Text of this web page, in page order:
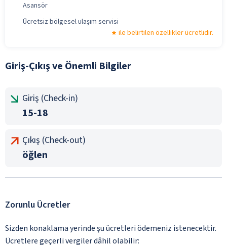
Asansör
Ücretsiz bölgesel ulaşım servisi
ile belirtilen özellikler ücretlidir.
Giriş-Çıkış ve Önemli Bilgiler
Giriş (Check-in)
15-18
Çıkış (Check-out)
öğlen
Zorunlu Ücretler
Sizden konaklama yerinde şu ücretleri ödemeniz istenecektir.
Ücretlere geçerli vergiler dâhil olabilir: